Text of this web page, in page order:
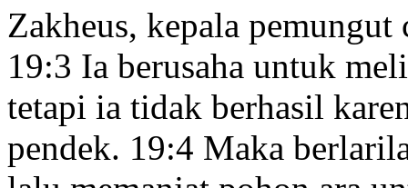
Zakheus, kepala
19:3 Ia berusaha untuk
tetapi ia tidak berhasil
pendek. 19:4 Maka